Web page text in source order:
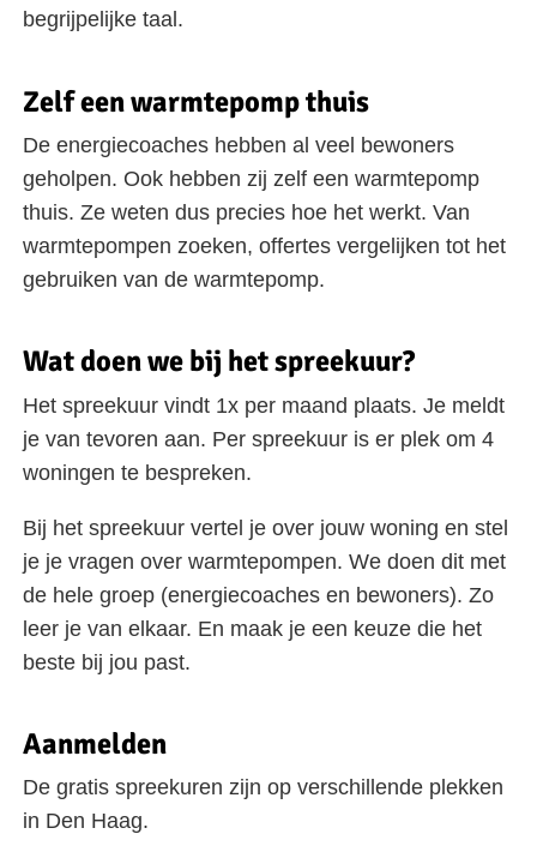
begrijpelijke taal.
Zelf een warmtepomp thuis
De energiecoaches hebben al veel bewoners
geholpen. Ook hebben zij zelf een warmtepomp
thuis. Ze weten dus precies hoe het werkt. Van
warmtepompen zoeken, offertes vergelijken tot het
gebruiken van de warmtepomp.
Wat doen we bij het spreekuur?
Het spreekuur vindt 1x per maand plaats. Je meldt
je van tevoren aan. Per spreekuur is er plek om 4
woningen te bespreken.
Bij het spreekuur vertel je over jouw woning en stel
je je vragen over warmtepompen. We doen dit met
de hele groep (energiecoaches en bewoners). Zo
leer je van elkaar. En maak je een keuze die het
beste bij jou past.
Aanmelden
De gratis spreekuren zijn op verschillende plekken
in Den Haag.